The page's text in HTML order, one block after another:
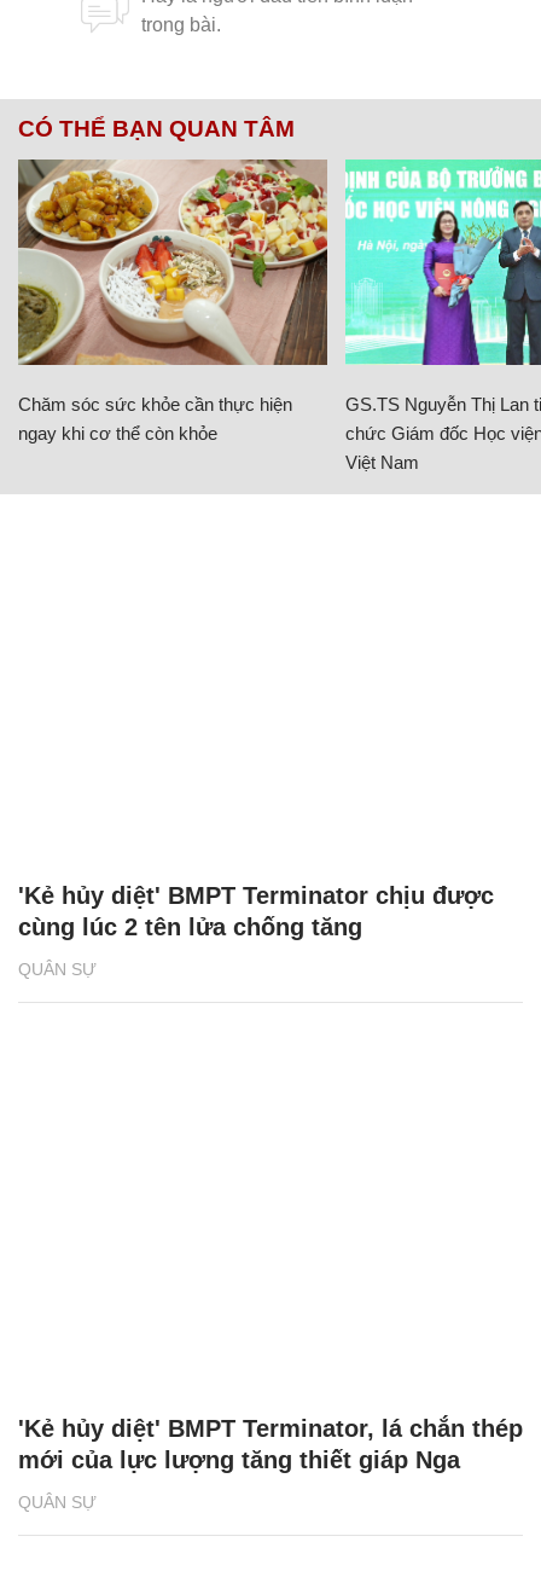
CÓ THỂ BẠN QUAN TÂM
Chăm sóc sức khỏe cần thực hiện
ngay khi cơ thể còn khỏe
GS.TS Nguyễn Thị Lan
chức Giám đốc Học
Việt Nam
QUÂN SỰ
'Kẻ hủy diệt' BMPT Terminator chịu được
cùng lúc 2 tên lửa chống tăng
QUÂN SỰ
'Kẻ hủy diệt' BMPT Terminator, lá chắn thép
mới của lực lượng tăng thiết giáp Nga